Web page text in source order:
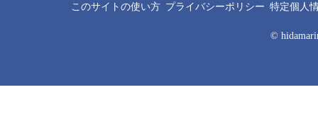
このサイトの使い方 プライバシーポリシー 特定個人
©